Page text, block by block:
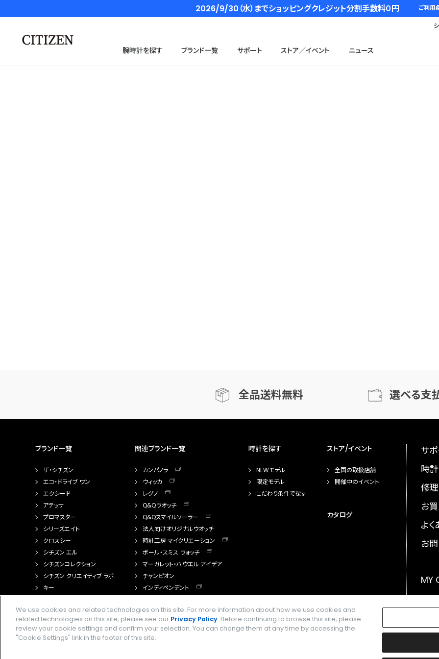
2026/9/30（水）までショッピングクレジット分割手数料０円 ご利用
腕時計を探す ブランド一覧 サポート ストア／イベント ニュース
全品送料無料 選べる支
ブランド一覧
ザ・シチズン
エコ・ドライブ ワン
エクシード
アテッサ
プロマスター
シリーズエイト
クロスシー
シチズン エル
シチズンコレクション
シチズン クリエイティブ ラボ
キー
関連ブランド一覧
カンパノラ
ウィッカ
レグノ
Q&Qウオッチ
Q&Qスマイルソーラー
法人向けオリジナルウオッチ
時計工房 マイクリエーション
ポール・スミス ウォッチ
マーガレット・ハウエル アイデア
チャンピオン
インディペンデント
時計を探す
NEWモデル
限定モデル
こだわり条件で探す
ストア/イベント
全国の取扱店舗
開催中のイベント
カタログ
サ
時
修理
お
よ
お
MY
メ
We use cookies and related technologies on this site. For more information about how we use cookies and
related technologies on this site, please see our Privacy Policy. Before continuing to browse this site, please
review your cookie settings and confirm your selection. You can change them at any time by accessing the
"Cookie Settings" link in the footer of this site.